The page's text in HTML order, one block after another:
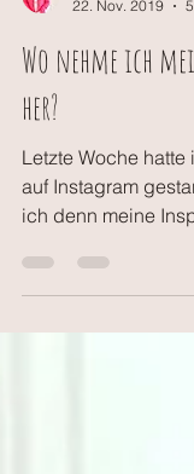
22. Nov. 2019
Wo nehme ich
her?
Letzte Woche hatte
ich denn meine
Und das ist...